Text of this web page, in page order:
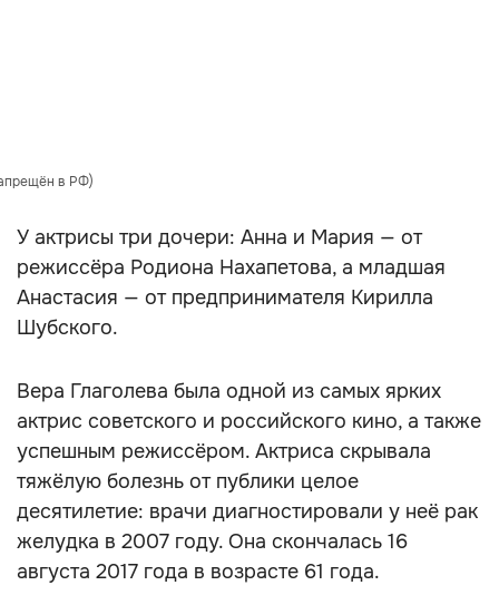
в РФ)
У актрисы три дочери: Анна и Мария — от
режиссёра Родиона Нахапетова, а младшая
Анастасия — от предпринимателя Кирилла
Шубского.
Вера Глаголева была одной из самых ярких
актрис советского и российского кино, а также
успешным режиссёром. Актриса скрывала
тяжёлую болезнь от публики целое
десятилетие: врачи диагностировали у неё рак
желудка в 2007 году. Она скончалась 16
августа 2017 года в возрасте 61 года.